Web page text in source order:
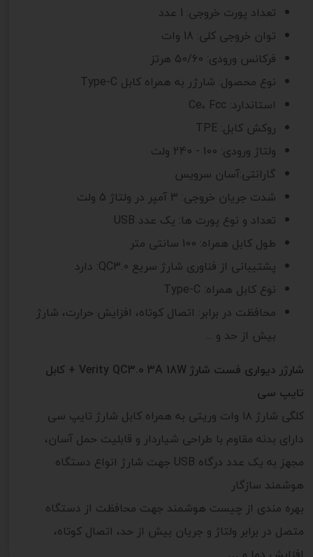
تعداد پورت خروجی: 1 عدد
توان خروجی کلی: 18 وات
فرکانس ورودی: 50/60 هرتز
نوع محصول: شارژر به همراه کابل Type-C
استاندارد: Ce، Fcc
روکش کابل: TPE
ولتاژ ورودی: 100 - 240 ولت
گارانتی:آسان سرویس
شدت جریان خروجی: 3 آمپر در ولتاژ 5 ولت
تعداد و نوع پورت ها: یک عدد USB
طول کابل همراه: 100 سانتی متر
پشتیبانی از فناوری شارژ سریع QC3.0:
دارد
نوع کابل همراه: Type-C
محافظت در برابر: اتصال کوتاه، افزایش حرارت، شارژ
بیش از حد و ...
شارژر دیواری فست شارژ Verity QC3.0 3A 18W + کابل
تایپ سی
کلگی شارژ ۱۸ وات وریتی به همراه کابل شارژ تایپ سی
دارای بدنه مقاوم با طراحی شیاردار و قابلیت حمل آسان،
مجهز به یک عدد درگاه USB جهت شارژ انواع دستگاه
هوشمند سازگار
بهره مندی از چیست هوشمند جهت محافظت از دستگاه
متصل در برابر ولتاژ و جریان بیش از حد، اتصال کوتاه،